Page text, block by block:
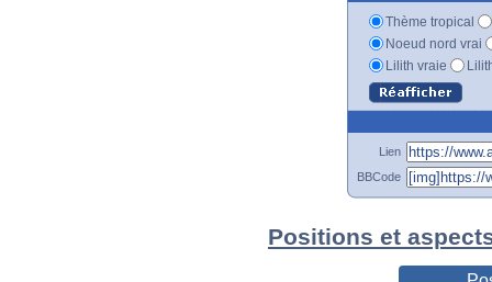
Thème tropical
Noeud nord vrai
Lilith vraie
Lien
BBCode
Positions et